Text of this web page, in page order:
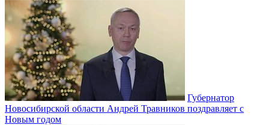
Губернатор
Новосибирской области Андрей Травников поздравляет с
Новым годом